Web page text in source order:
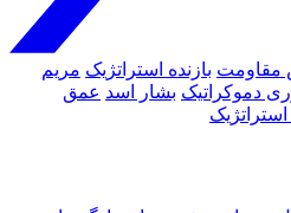
مقاومت بازنده استراتژیک مریم
دموکراتیک بشار اسد عمق